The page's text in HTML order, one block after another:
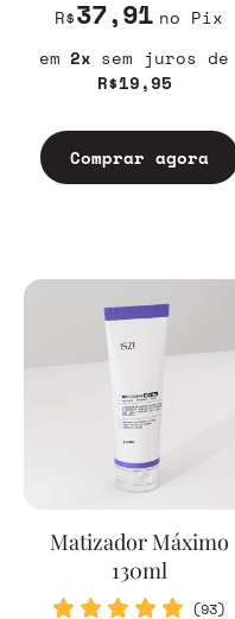
R$37,91 no Pix
2
R$19,95
sem juros
Comprar agora
Matizador Máximo
130ml
(93)